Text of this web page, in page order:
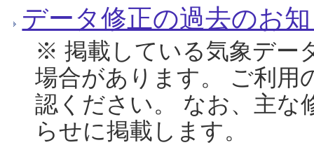
データ修正の過去のお
※ 掲載している気象デー
場合があります。 ご利用
認ください。 なお、主な
らせに掲載します。